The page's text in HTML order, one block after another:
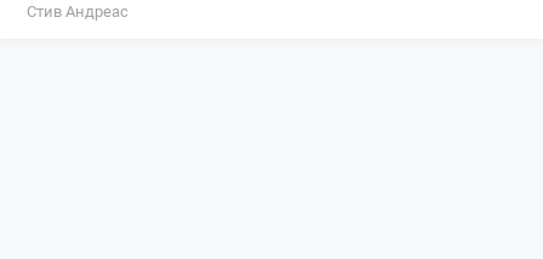
Стив Андреас